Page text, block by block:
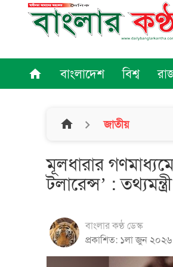
home বাংলাদেশ বিশ্ব
home জাতীয়
মূলধারার
টলারেন্স’ : তথ্যমন্ত্রী
বাংলার কণ্ঠ ডেস্ক
প্রকাশিত: ১লা জুন